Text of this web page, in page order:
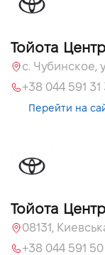
Тойота
c. Чубинское,
+38 044 591 31
Перейти на
Тойота
+38 044 591